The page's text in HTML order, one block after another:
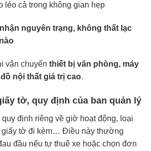
léo cả trong không gian hẹp
nguyên trạng, không thất lạc
vận chuyển thiết bị văn phòng, máy
nội thất giá trị cao.
tờ, quy định của ban quản lý
quy định riêng về giờ hoạt động, loại
giấy tờ đi kèm… Điều này thường
đầu nếu tự thuê xe hoặc chọn đơn